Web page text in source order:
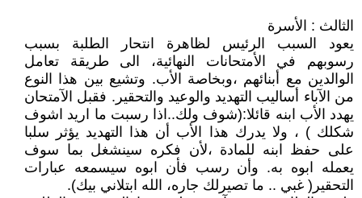
الثالث : الأسرة
يعود السبب الرئيس لظاهرة انتحار الطلبة بسبب
رسوبهم في الأمتحانات النهائية، الى طريقة تعامل
الوالدين مع أبنائهم ،وبخاصة الأب. وتشيع بين هذا النوع
من الآباء أساليب التهديد والوعيد والتحقير. فقبل الآمتحان
يهدد الأب ابنه قائلا:(شوف ولك..اذا رسبت ما اريد اشوف
شكلك ) ، ولا يدرك هذا الأب أن هذا التهديد يؤثر سلبا
على حفظ ابنه للمادة ،لأن فكره سينشغل بما سوف
يعمله ابوه به. وأن رسب فأن ابوه سيسمعه عبارات
التحقير( غبي .. ما تصيرلك جاره، الله ابتلاني بيك).